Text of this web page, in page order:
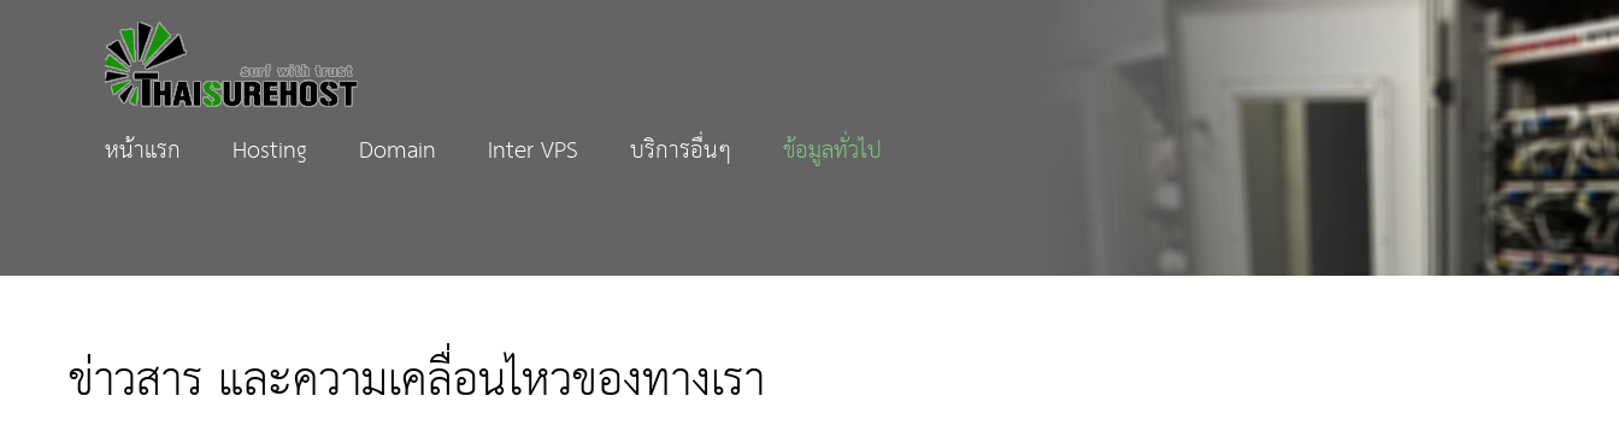
หน้าแรก Hosting Domain Inter VPS บริการอื่นๆ ข้อมูลทั่วไป
ข่าวสาร และความเคลื่อนไหวของทางเรา